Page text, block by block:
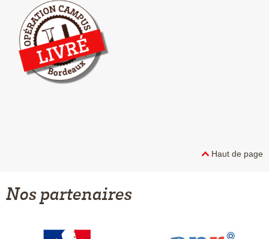
Haut de page
Nos partenaires